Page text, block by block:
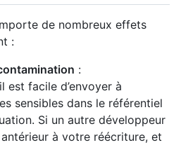
de nombreux effets
:
:
est facile d’envoyer à
sensibles dans le référentiel
Si un autre développeur
antérieur à votre réécriture, et